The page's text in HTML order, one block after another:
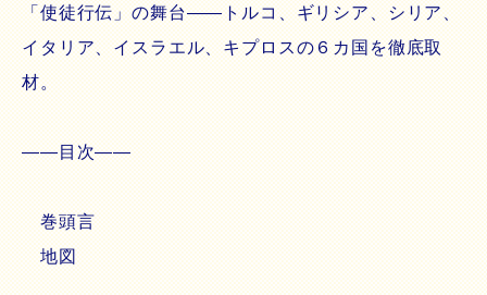
「使徒行伝」の舞台――トルコ、ギリシア、シリア、
イタリア、イスラエル、キプロスの６カ国を徹底取
材。
――目次――
巻頭言
地図